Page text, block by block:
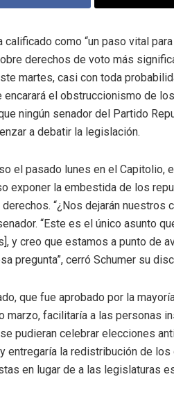
como “un paso vital
derechos de voto más
martes, casi con toda
el obstruccionismo de
ningún senador del Partido
a debatir la legislación.
el pasado lunes en el Capitolio,
exponer la embestida de los
“¿Nos dejarán nuestros
“Este es el único asunto
y creo que estamos a punto de
pregunta”, cerró Schumer su
que fue aprobado por la
marzo, facilitaría a las personas
pudieran celebrar elecciones
entregaría la redistribución de
en lugar de a las legislaturas